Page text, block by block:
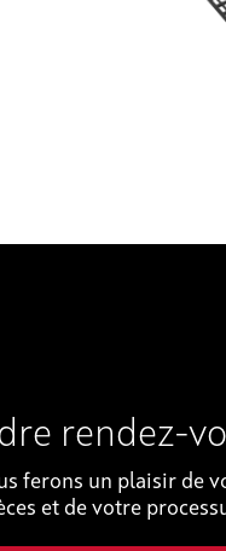
rendez-
ferons un plaisir de
et de votre